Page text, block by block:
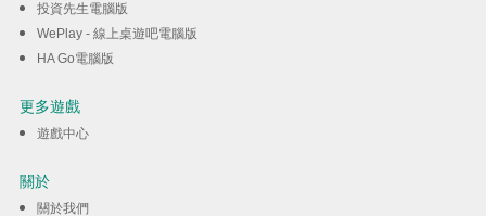
投資先生電腦版
WePlay - 線上桌遊吧電腦版
HA Go電腦版
更多遊戲
遊戲中心
關於
關於我們